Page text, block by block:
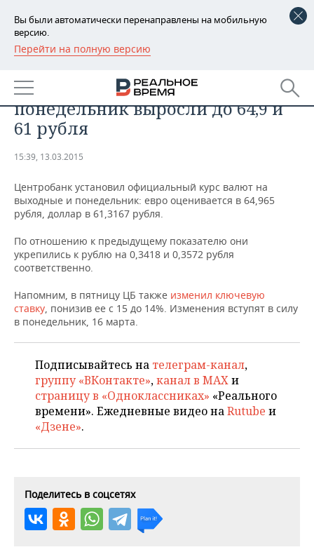
Вы были автоматически перенаправлены на мобильную
версию.
Перейти на полную версию
РЕГИОНЫ
БАШКОРТОСТАН
ТАТАРСТАН
НОВОСТИ
АНАЛИТИКА
КОРОЛИ ГОСЗАКАЗА ПФО
ВУЗЫ ТАТАРСТАНА
КОМУ ПРИНАДЛЕЖАТ
ТАТАРСТАНА
ФИНАНСЫ
БАНКИ
БЮДЖЕТ
ИНВЕСТИЦИИ
ПРОМЫШЛЕННОСТЬ
НОВОСТИ
ПРОМЫШЛЕННОСТИ
АГРОПРОМ
НЕФТЕХИМИЯ
ОПК
ЭНЕРГЕТИКА
НЕДВИЖИМОСТЬ
НОВОСТИ НЕДВИЖИМОСТИ
АВТО
НОВОСТИ АВТО
НОВОСТИ БИЗНЕСА
РОЗНИЧНАЯ ТОРГОВЛЯ
ТРАНСПОРТ
УСЛУГИ
ТЕХНОЛОГИИ
НОВОСТИ ТЕХНОЛОГИЙ
МЕДИА
ТЕЛЕКОММУНИКАЦИИ
МЕРОПРИЯТИЯ
НОВОСТИ МЕРОПРИЯТИЙ
ВЫЕЗДНАЯ РЕДАКЦИЯ
БИЗНЕС-БРАНЧИ
ОТКРЫТАЯ ЛЕКЦИЯ
СПОРТ
НОВОСТИ СПОРТА
ФУТБОЛ
БАСКЕТБОЛ
ВОЛЕЙБОЛ
ОБЩЕСТВО
НОВОСТИ ОБЩЕСТВА
ИНФРАСТРУКТУРА
ИСТОРИЯ
ФОТОГАЛЕРЕЯ
СПРАВОЧНИК
СПИСОК ПЕРСОН
ПОЛНАЯ ВЕРСИЯ
доллара на выходные и
понедельник выросли до 64,9 и
61 рубля
15:39, 13.03.2015
Центробанк установил официальный курс валют на
выходные и понедельник: евро оценивается в 64,965
рубля, доллар в 61,3167 рубля.
По отношению к предыдущему показателю они
укрепились к рублю на 0,3418 и 0,3572 рубля
соответственно.
Напомним, в пятницу ЦБ также изменил ключевую
ставку, понизив ее с 15 до 14%. Изменения вступят в силу
в понедельник, 16 марта.
Подписывайтесь на телеграм-канал,
группу «ВКонтакте»,канал в MAXи
страницу в «Одноклассниках» «Реального
времени». Ежедневные видео наRutube и
«Дзене».
Поделитесь в соцсетях